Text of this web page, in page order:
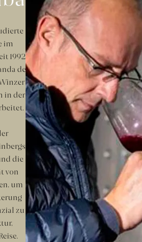
im
1992
de
in der
die
von
um
zu